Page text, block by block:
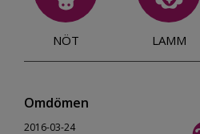
NÖT LAMM
Omdömen
2016-03-24